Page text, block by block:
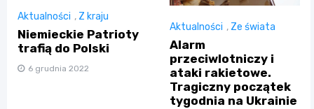
Aktualności , Z kraju
Niemieckie Patrioty
trafią do Polski
6 grudnia 2022
Aktualności , Ze świata
Alarm
przeciwlotniczy i
ataki rakietowe.
Tragiczny początek
tygodnia na Ukrainie